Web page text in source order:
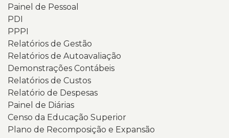
Painel de Pessoal
PDI
PPPI
Relatórios de Gestão
Relatórios de Autoavaliação
Demonstrações Contábeis
Relatórios de Custos
Relatório de Despesas
Painel de Diárias
Censo da Educação Superior
Plano de Recomposição e Expansão